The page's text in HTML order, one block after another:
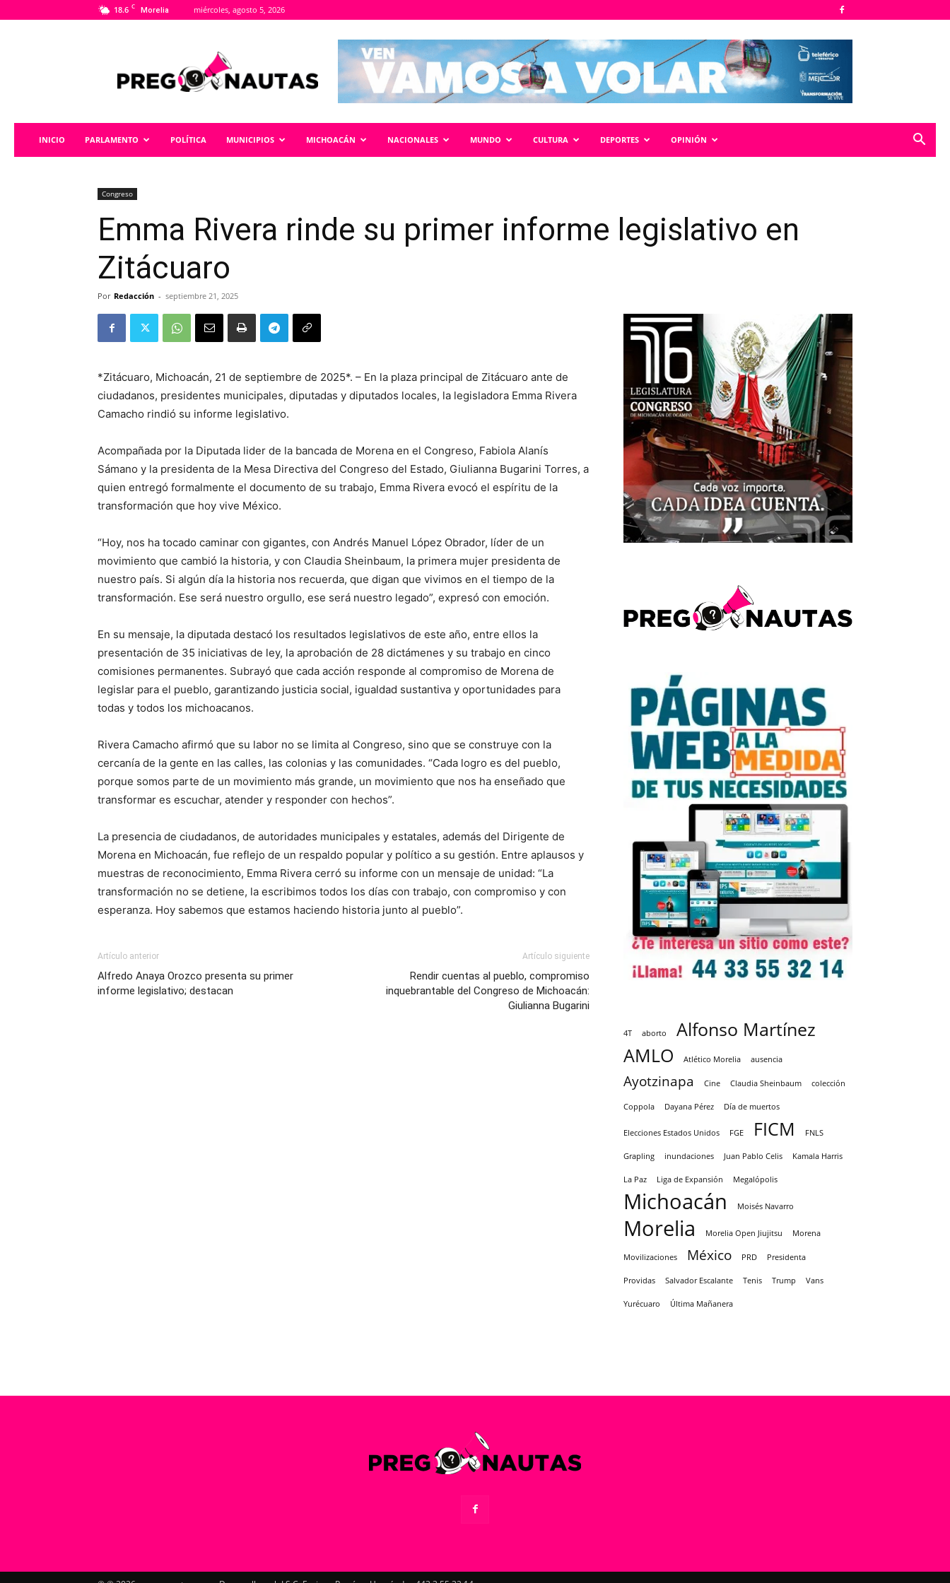
18.6 C Morelia miércoles, agosto 5, 2026
INICIO PARLAMENTO POLÍTICA MUNICIPIOS MICHOACÁN NACIONALES MUNDO CULTURA DEPORTES OPINIÓN
Congreso
Emma Rivera rinde su primer informe legislativo en
Zitácuaro
Por Redacción - septiembre 21, 2025
*Zitácuaro, Michoacán, 21 de septiembre de 2025*. – En la plaza principal de Zitácuaro ante de
ciudadanos, presidentes municipales, diputadas y diputados locales, la legisladora Emma Rivera
Camacho rindió su informe legislativo.
Acompañada por la Diputada lider de la bancada de Morena en el Congreso, Fabiola Alanís
Sámano y la presidenta de la Mesa Directiva del Congreso del Estado, Giulianna Bugarini Torres, a
quien entregó formalmente el documento de su trabajo, Emma Rivera evocó el espíritu de la
transformación que hoy vive México.
“Hoy, nos ha tocado caminar con gigantes, con Andrés Manuel López Obrador, líder de un
movimiento que cambió la historia, y con Claudia Sheinbaum, la primera mujer presidenta de
nuestro país. Si algún día la historia nos recuerda, que digan que vivimos en el tiempo de la
transformación. Ese será nuestro orgullo, ese será nuestro legado”, expresó con emoción.
En su mensaje, la diputada destacó los resultados legislativos de este año, entre ellos la
presentación de 35 iniciativas de ley, la aprobación de 28 dictámenes y su trabajo en cinco
comisiones permanentes. Subrayó que cada acción responde al compromiso de Morena de
legislar para el pueblo, garantizando justicia social, igualdad sustantiva y oportunidades para
todas y todos los michoacanos.
Rivera Camacho afirmó que su labor no se limita al Congreso, sino que se construye con la
cercanía de la gente en las calles, las colonias y las comunidades. “Cada logro es del pueblo,
porque somos parte de un movimiento más grande, un movimiento que nos ha enseñado que
transformar es escuchar, atender y responder con hechos”.
La presencia de ciudadanos, de autoridades municipales y estatales, además del Dirigente de
Morena en Michoacán, fue reflejo de un respaldo popular y político a su gestión. Entre aplausos y
muestras de reconocimiento, Emma Rivera cerró su informe con un mensaje de unidad: “La
transformación no se detiene, la escribimos todos los días con trabajo, con compromiso y con
esperanza. Hoy sabemos que estamos haciendo historia junto al pueblo”.
Artículo anterior
Alfredo Anaya Orozco presenta su primer
informe legislativo; destacan
Artículo siguiente
Rendir cuentas al pueblo, compromiso
inquebrantable del Congreso de Michoacán:
Giulianna Bugarini
4T aborto
Alfonso Martínez
AMLO
Atlético Morelia ausencia
Ayotzinapa Cine Claudia Sheinbaum colección
Coppola Dayana Pérez Día de muertos
Elecciones Estados Unidos FGE FICM FNLS
Grapling inundaciones Juan Pablo Celis Kamala Harris
La Paz Liga de Expansión Megalópolis
Michoacán Moisés Navarro
Morelia Morelia Open Jiujitsu Morena
Movilizaciones México PRD Presidenta
Providas Salvador Escalante Tenis Trump Vans
Yurécuaro Última Mañanera